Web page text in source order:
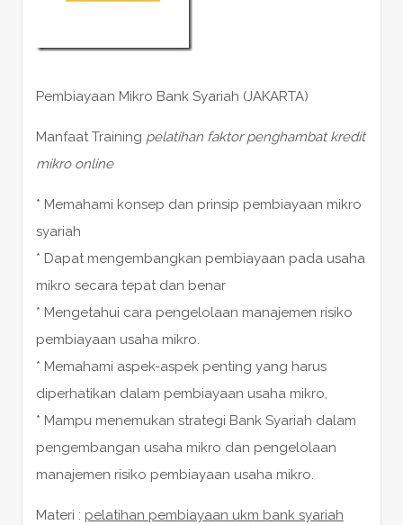
Pembiayaan Mikro Bank Syariah (JAKARTA)
Manfaat Training pelatihan faktor penghambat kredit
mikro online
* Memahami konsep dan prinsip pembiayaan mikro
syariah
* Dapat mengembangkan pembiayaan pada usaha
mikro secara tepat dan benar
* Mengetahui cara pengelolaan manajemen risiko
pembiayaan usaha mikro.
* Memahami aspek-aspek penting yang harus
diperhatikan dalam pembiayaan usaha mikro,
* Mampu menemukan strategi Bank Syariah dalam
pengembangan usaha mikro dan pengelolaan
manajemen risiko pembiayaan usaha mikro.
Materi : pelatihan pembiayaan ukm bank syariah